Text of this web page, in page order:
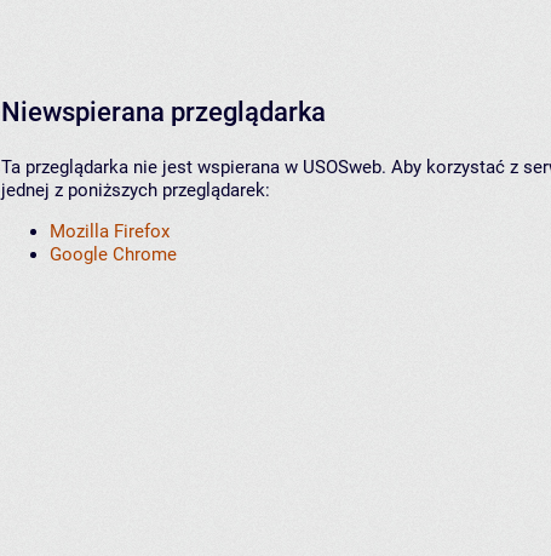
Niewspierana przeglądarka
Ta przeglądarka nie jest wspierana w USOSweb. Aby korzystać z
jednej z poniższych przeglądarek:
Mozilla Firefox
Google Chrome